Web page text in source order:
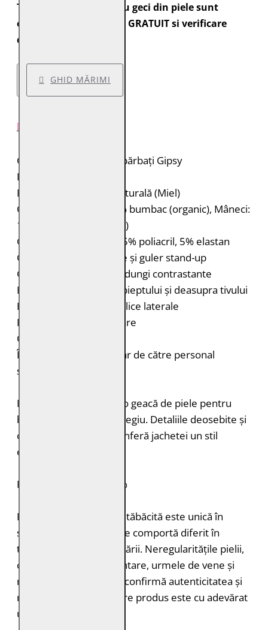
Toate comenzile pentru geci din piele sunt
expediate cu transport GRATUIT si verificare
colet.
GHID MĂRIMI
Geacă de piele pentru bărbați Gipsy
Brand: Gipsy
Material: 100% piele naturală (Miel)
Căptușeală: Corp: 100% bumbac (organic), Mâneci:
100% poliester (reciclat)
Guler, manșete și tiv: 95% poliacril, 5% elastan
Geacă de piele cu capse și guler stand-up
Guler, manșete și tiv în dungi contrastante
Model în relief în zona pieptului și deasupra tivului
Două buzunare ușor oblice laterale
Două buzunare interioare
Croială: Regular Fit
Întreținere: Spălare doar de către personal
specializat
Modelul GMCuno este o geacă de piele pentru
bărbați cu aspect de colegiu. Detaliile deosebite și
combinația de culori conferă jachetei un stil
extraordinar.
PIELE NATURALĂ: 100%
Fiecare bucată de piele tăbăcită este unică în
structură, grosimea și se comportă diferit în
timpul vopsirii și procesării. Neregularitățile pielii,
cum ar fi petele pigmentare, urmele de vene și
mușcăturile de insecte confirmă autenticitatea și
naturalețea pielii. Fiecare produs este cu adevărat
unic.